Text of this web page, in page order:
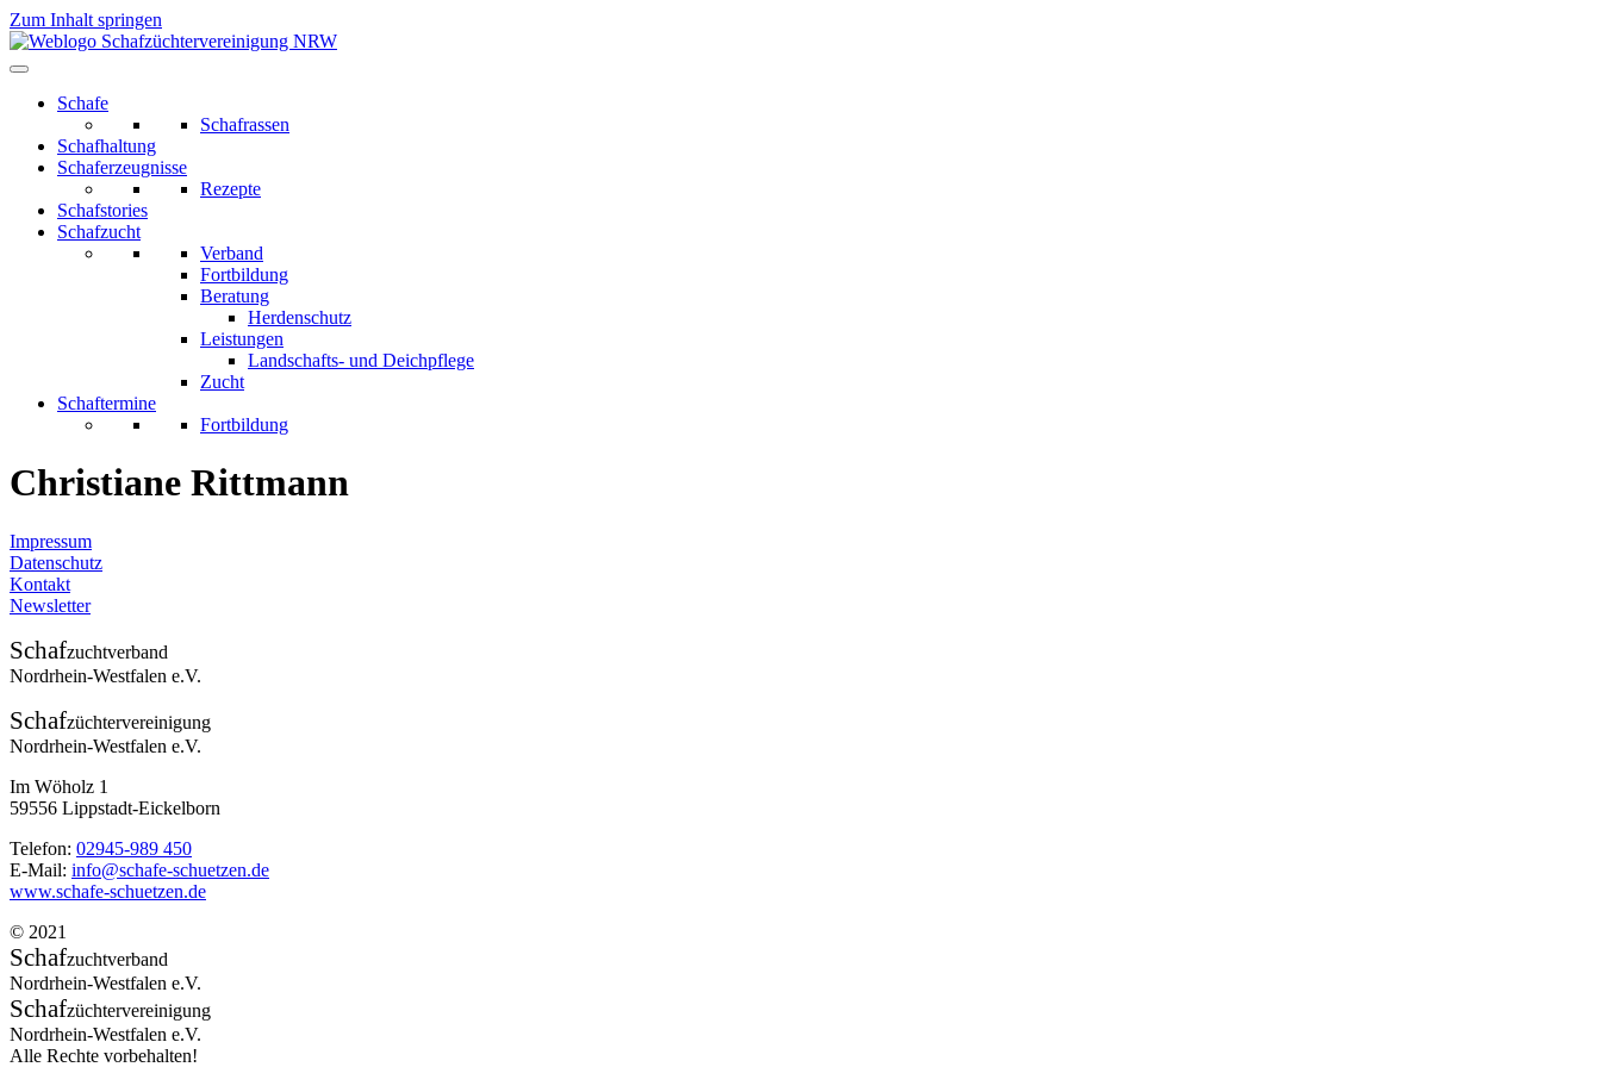
Zum Inhalt springen
Schafe
Schafrassen
Schafhaltung
Schaferzeugnisse
Rezepte
Schafstories
Schafzucht
Verband
Fortbildung
Beratung
Herdenschutz
Leistungen
Landschafts- und Deichpflege
Zucht
Schaftermine
Fortbildung
Christiane Rittmann
Impressum
Datenschutz
Kontakt
Newsletter
Schafzuchtverband
Nordrhein-Westfalen e.V.
Schafzüchtervereinigung
Nordrhein-Westfalen e.V.
Im Wöholz 1
59556 Lippstadt-Eickelborn
Telefon: 02945-989 450
E-Mail: info@schafe-schuetzen.de
www.schafe-schuetzen.de
© 2021
Schafzuchtverband
Nordrhein-Westfalen e.V.
Schafzüchtervereinigung
Nordrhein-Westfalen e.V.
Alle Rechte vorbehalten!